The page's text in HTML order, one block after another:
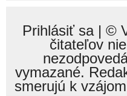
Prihlásiť sa| ©
čitateľov
vymazané.
smerujú k